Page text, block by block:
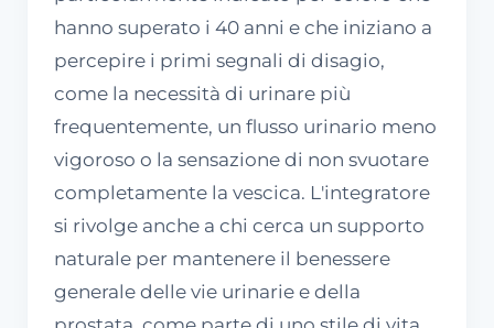
hanno superato i 40 anni e che iniziano a
percepire i primi segnali di disagio,
come la necessità di urinare più
frequentemente, un flusso urinario meno
vigoroso o la sensazione di non svuotare
completamente la vescica. L'integratore
si rivolge anche a chi cerca un supporto
naturale per mantenere il benessere
generale delle vie urinarie e della